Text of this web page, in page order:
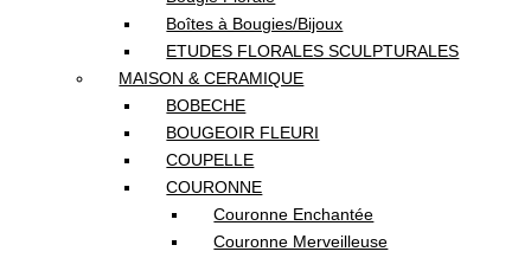
Boîtes à Bougies/Bijoux
ETUDES FLORALES SCULPTURALES
MAISON & CERAMIQUE
BOBECHE
BOUGEOIR FLEURI
COUPELLE
COURONNE
Couronne Enchantée
Couronne Merveilleuse